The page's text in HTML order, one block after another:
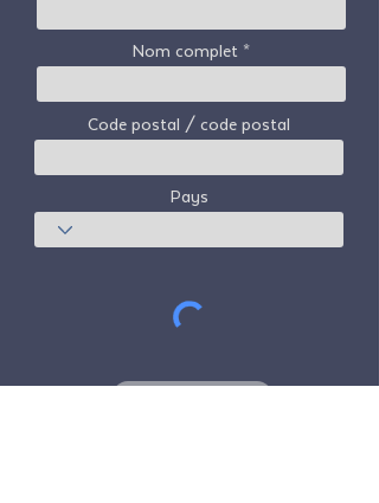
Nom complet
Code postal / code postal
Pays
S'abonner